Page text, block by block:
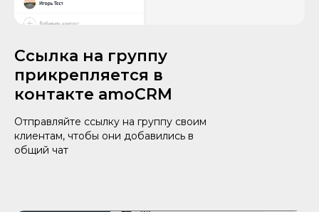
Cсылка на группу
прикрепляется в
контакте amoCRM
Отправляйте ссылку на группу своим
клиентам, чтобы они добавились в
общий чат